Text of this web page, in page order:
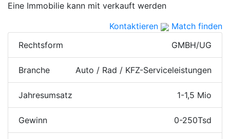
Eine Immobilie kann mit verkauft werden
Kontaktieren
Match finden
Rechtsform
GMBH/UG
Branche Auto / Rad / KFZ-Serviceleistungen
Jahresumsatz 1-1,5 Mio
Gewinn 0-250Tsd